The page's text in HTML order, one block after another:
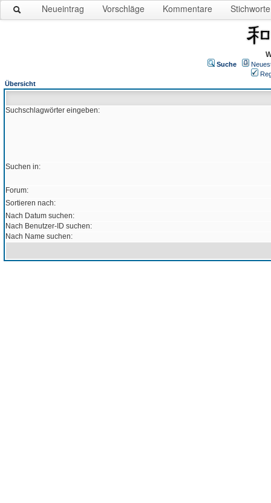
Neueintrag Vorschläge Kommentare Stichworte
Suche
Übersicht
Suchschlagwörter eingeben:
Suchen in:
Forum:
Sortieren nach:
Nach Datum suchen:
Nach Benutzer-ID suchen:
Nach Name suchen: